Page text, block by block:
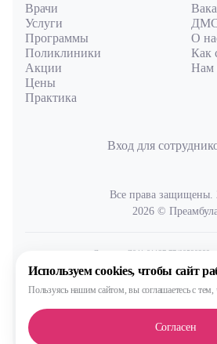
Врачи
Услуги
Программы
Поликлиники
Акции
Цены
Практика
О
Как
Нам
Вход для
Все права защищены.
2026 ©
Лицензия Л041-01137-77/00590289
выдана Министерством здравоохранения
Сделано, конечно, в
Используем cookies, чтобы сайт
Пользуясь нашим сайтом,вы соглашаетесь с тем,
Согласен